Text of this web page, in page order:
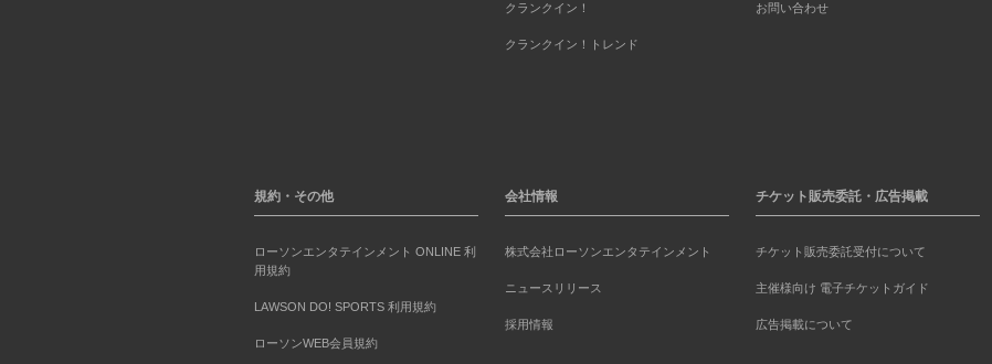
クランクイン！
クランクイン！トレンド
お問い合わせ
規約・その他
ローソンエンタテインメント ONLINE 利
用規約
LAWSON DO! SPORTS 利用規約
ローソンWEB会員規約
会社情報
株式会社ローソンエンタテインメント
ニュースリリース
採用情報
チケット販売委託・広告掲載
チケット販売委託受付について
主催様向け 電子チケットガイド
広告掲載について